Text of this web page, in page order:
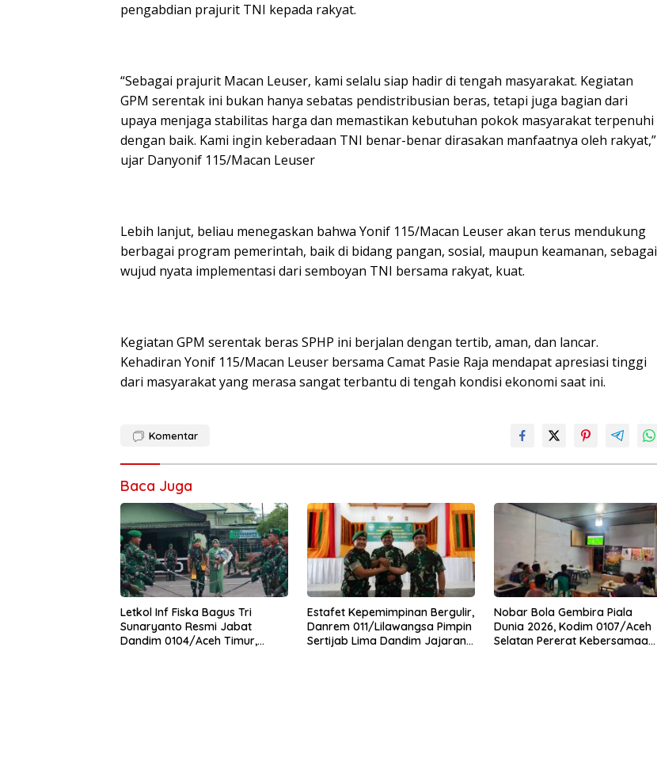
pengabdian prajurit TNI kepada rakyat.
“Sebagai prajurit Macan Leuser, kami selalu siap hadir di tengah masyarakat. Kegiatan
GPM serentak ini bukan hanya sebatas pendistribusian beras, tetapi juga bagian dari
upaya menjaga stabilitas harga dan memastikan kebutuhan pokok masyarakat terpenuhi
dengan baik. Kami ingin keberadaan TNI benar-benar dirasakan manfaatnya oleh rakyat,”
ujar Danyonif 115/Macan Leuser
Lebih lanjut, beliau menegaskan bahwa Yonif 115/Macan Leuser akan terus mendukung
berbagai program pemerintah, baik di bidang pangan, sosial, maupun keamanan, sebagai
wujud nyata implementasi dari semboyan TNI bersama rakyat, kuat.
Kegiatan GPM serentak beras SPHP ini berjalan dengan tertib, aman, dan lancar.
Kehadiran Yonif 115/Macan Leuser bersama Camat Pasie Raja mendapat apresiasi tinggi
dari masyarakat yang merasa sangat terbantu di tengah kondisi ekonomi saat ini.
Komentar
Baca Juga
Letkol Inf Fiska Bagus Tri
Sunaryanto Resmi Jabat
Dandim 0104/Aceh Timur,
Estafet Kepemimpinan Bergulir,
Danrem 011/Lilawangsa Pimpin
Sertijab Lima Dandim Jajaran
Nobar Bola Gembira Piala
Dunia 2026, Kodim 0107/Aceh
Selatan Pererat Kebersamaan